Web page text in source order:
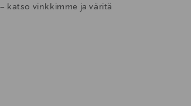
katso vinkkimme ja väritä